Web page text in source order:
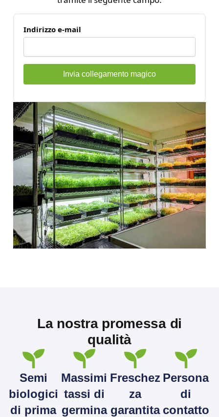
Indirizzo e-mail
Invia collegamento magico
La nostra promessa di
qualità
Semi
biologici
di prima
Massimi
tassi di
germina
Freschez
za
garantita
Persona
di
contatto